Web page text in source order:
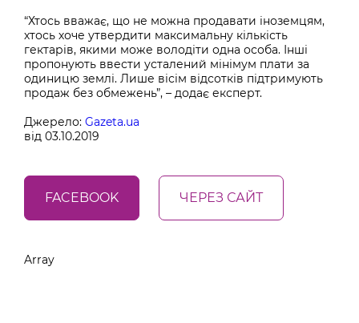
“Хтось вважає, що не можна продавати іноземцям,
хтось хоче утвердити максимальну кількість
гектарів, якими може володіти одна особа. Інші
пропонують ввести усталений мінімум плати за
одиницю землі. Лише вісім відсотків підтримують
продаж без обмежень”, – додає експерт.
Джерело: Gazeta.ua
від 03.10.2019
FACEBOOK ЧЕРЕЗ САЙТ
Array